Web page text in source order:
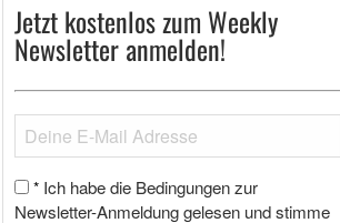
Jetzt kostenlos zum Weekly
Newsletter anmelden!
* Ich habe die Bedingungen zur
Newsletter-Anmeldung gelesen und stimme